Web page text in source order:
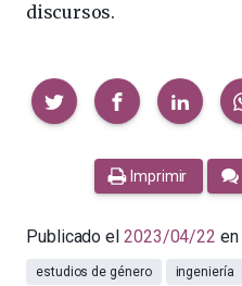
discursos.
Compartir
Imprimir
Publicado el 2023/04/22 en
estudios de género ingeniería